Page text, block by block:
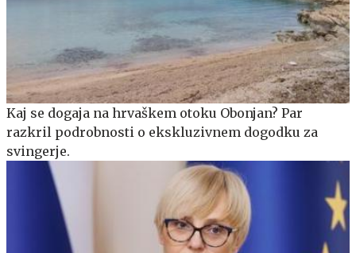
Kaj se dogaja na hrvaškem otoku Obonjan? Par
razkril podrobnosti o ekskluzivnem dogodku za
svingerje.